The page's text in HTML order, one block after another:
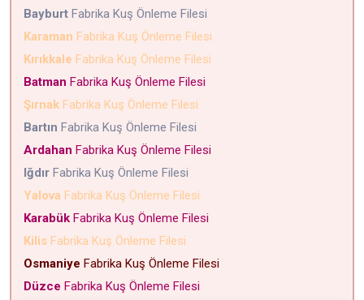
Bayburt Fabrika Kuş Önleme Filesi
Karaman Fabrika Kuş Önleme Filesi
Kırıkkale Fabrika Kuş Önleme Filesi
Batman Fabrika Kuş Önleme Filesi
Şırnak Fabrika Kuş Önleme Filesi
Bartın Fabrika Kuş Önleme Filesi
Ardahan Fabrika Kuş Önleme Filesi
Iğdır Fabrika Kuş Önleme Filesi
Yalova Fabrika Kuş Önleme Filesi
Karabük Fabrika Kuş Önleme Filesi
Kilis Fabrika Kuş Önleme Filesi
Osmaniye Fabrika Kuş Önleme Filesi
Düzce Fabrika Kuş Önleme Filesi